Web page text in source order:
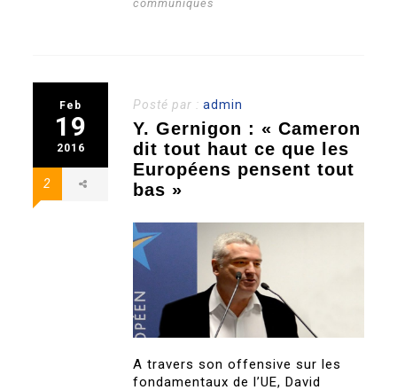
communiqués
Feb
19
2016
2
Posté par :admin
Y. Gernigon : « Cameron
dit tout haut ce que les
Européens pensent tout
bas »
A travers son offensive sur les
fondamentaux de l’UE, David